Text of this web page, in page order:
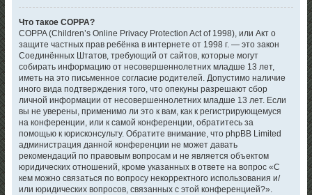
Что такое COPPA?
COPPA (Children’s Online Privacy Protection Act of 1998), или Акт о
защите частных прав ребёнка в интернете от 1998 г. — это закон
Соединённых Штатов, требующий от сайтов, которые могут
собирать информацию от несовершеннолетних младше 13 лет,
иметь на это письменное согласие родителей. Допустимо наличие
иного вида подтверждения того, что опекуны разрешают сбор
личной информации от несовершеннолетних младше 13 лет. Если
вы не уверены, применимо ли это к вам, как к регистрирующемуся
на конференции, или к самой конференции, обратитесь за
помощью к юрисконсульту. Обратите внимание, что phpBB Limited
администрация данной конференции не может давать
рекомендаций по правовым вопросам и не является объектом
юридических отношений, кроме указанных в ответе на вопрос «С
кем можно связаться по вопросу некорректного использования и/
или юридических вопросов, связанных с этой конференцией?».